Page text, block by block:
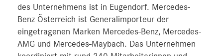
des Unternehmens ist in Eugendorf. Mercedes-
Benz Österreich ist Generalimporteur der
eingetragenen Marken Mercedes-Benz, Mercedes-
AMG und Mercedes-Maybach. Das Unternehmen